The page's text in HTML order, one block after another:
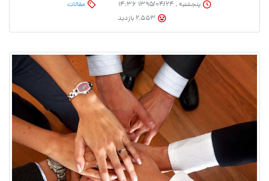
پنجشنبه , ۱۳۹۵/۰۴/۲۴ ۱۴:۳۶
مقالات